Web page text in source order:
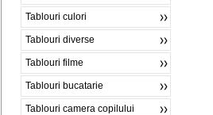
Tablouri culori
Tablouri diverse
Tablouri filme
Tablouri bucatarie
Tablouri camera copilului